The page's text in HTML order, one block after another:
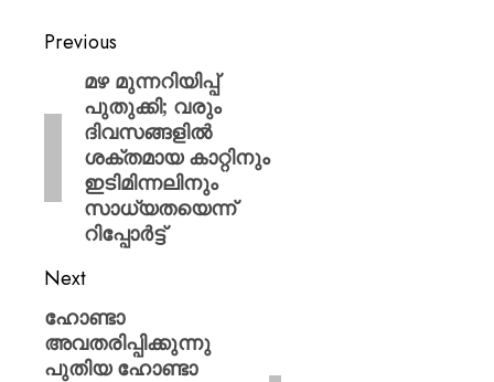
Previous
മഴ മുന്നറിയിപ്പ്
പുതുക്കി; വരും
ദിവസങ്ങളിൽ
ശക്തമായ കാറ്റിനും
ഇടിമിന്നലിനും
സാധ്യതയെന്ന്
റിപ്പോർട്ട്
Next
ഹോണ്ടാ
അവതരിപ്പിക്കുന്നു
പുതിയ ഹോണ്ടാ